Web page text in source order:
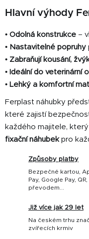
Hlavní výhody
• Odolná konstrukce –
• Nastavitelné popruhy
• Zabraňují kousání,
• Ideální do veterinární
• Lehký a komfortní
Ferplast náhubky
které zajistí
každého majitele,
fixační náhubekpro
Způsoby platby
Bezpečné kartou,
Pay, Google Pay, QR,
převodem...
Již více jak 29 let
Na českém trhu
zvířecích krmiv